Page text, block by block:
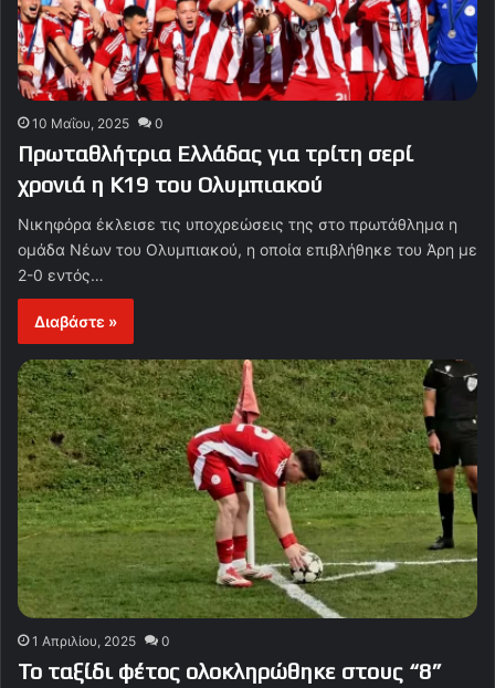
10 Μαΐου, 2025 0
Πρωταθλήτρια Ελλάδας για τρίτη σερί
χρονιά η Κ19 του Ολυμπιακού
Νικηφόρα έκλεισε τις υποχρεώσεις της στο πρωτάθλημα η
ομάδα Νέων του Ολυμπιακού, η οποία επιβλήθηκε του Άρη με
2-0 εντός…
Διαβάστε »
1 Απριλίου, 2025 0
Το ταξίδι φέτος ολοκληρώθηκε στους “8”